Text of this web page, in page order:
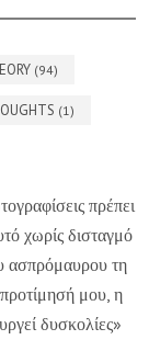
(94)
(1)
πρέπει
χωρίς δισταγμό
ασπρόμαυρου τη
μου, η
δυσκολίες»